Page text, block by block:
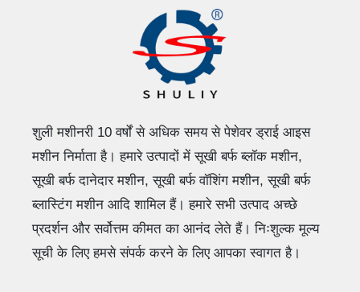
शुली मशीनरी 10 वर्षों से अधिक समय से पेशेवर ड्राई आइस
मशीन निर्माता है। हमारे उत्पादों में सूखी बर्फ ब्लॉक मशीन,
सूखी बर्फ दानेदार मशीन, सूखी बर्फ वॉशिंग मशीन, सूखी बर्फ
ब्लास्टिंग मशीन आदि शामिल हैं। हमारे सभी उत्पाद अच्छे
प्रदर्शन और सर्वोत्तम कीमत का आनंद लेते हैं। निःशुल्क मूल्य
सूची के लिए हमसे संपर्क करने के लिए आपका स्वागत है।